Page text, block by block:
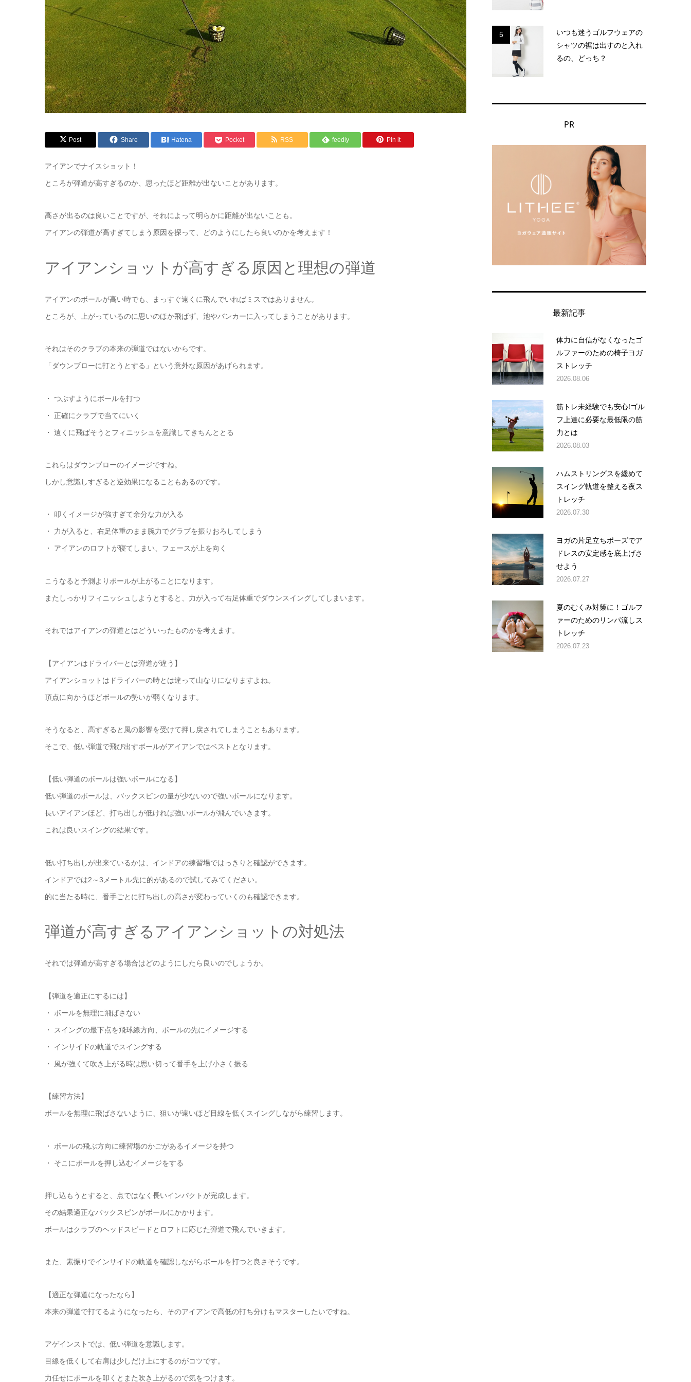
Post Share Hatena Pocket RSS feedly Pin it
アイアンでナイスショット！
ところが弾道が高すぎるのか、思ったほど距離が出ないことがあります。
高さが出るのは良いことですが、それによって明らかに距離が出ないことも。
アイアンの弾道が高すぎてしまう原因を探って、どのようにしたら良いのかを考えます！
アイアンショットが高すぎる原因と理想の弾道
アイアンのボールが高い時でも、まっすぐ遠くに飛んでいればミスではありません。
ところが、上がっているのに思いのほか飛ばず、池やバンカーに入ってしまうことがあります。
それはそのクラブの本来の弾道ではないからです。
「ダウンブローに打とうとする」という意外な原因があげられます。
・ つぶすようにボールを打つ
・ 正確にクラブで当てにいく
・ 遠くに飛ばそうとフィニッシュを意識してきちんととる
これらはダウンブローのイメージですね。
しかし意識しすぎると逆効果になることもあるのです。
・ 叩くイメージが強すぎて余分な力が入る
・ 力が入ると、右足体重のまま腕力でグラブを振りおろしてしまう
・ アイアンのロフトが寝てしまい、フェースが上を向く
こうなると予測よりボールが上がることになります。
またしっかりフィニッシュしようとすると、力が入って右足体重でダウンスイングしてしまいます。
それではアイアンの弾道とはどういったものかを考えます。
【アイアンはドライバーとは弾道が違う】
アイアンショットはドライバーの時とは違って山なりになりますよね。
頂点に向かうほどボールの勢いが弱くなります。
そうなると、高すぎると風の影響を受けて押し戻されてしまうこともあります。
そこで、低い弾道で飛び出すボールがアイアンではベストとなります。
【低い弾道のボールは強いボールになる】
低い弾道のボールは、バックスピンの量が少ないので強いボールになります。
長いアイアンほど、打ち出しが低ければ強いボールが飛んでいきます。
これは良いスイングの結果です。
低い打ち出しが出来ているかは、インドアの練習場ではっきりと確認ができます。
インドアでは2～3メートル先に的があるので試してみてください。
的に当たる時に、番手ごとに打ち出しの高さが変わっていくのも確認できます。
弾道が高すぎるアイアンショットの対処法
それでは弾道が高すぎる場合はどのようにしたら良いのでしょうか。
【弾道を適正にするには】
・ ボールを無理に飛ばさない
・ スイングの最下点を飛球線方向、ボールの先にイメージする
・ インサイドの軌道でスイングする
・ 風が強くて吹き上がる時は思い切って番手を上げ小さく振る
【練習方法】
ボールを無理に飛ばさないように、狙いが遠いほど目線を低くスイングしながら練習します。
・ ボールの飛ぶ方向に練習場のかごがあるイメージを持つ
・ そこにボールを押し込むイメージをする
押し込もうとすると、点ではなく長いインパクトが完成します。
その結果適正なバックスピンがボールにかかります。
ボールはクラブのヘッドスピードとロフトに応じた弾道で飛んでいきます。
また、素振りでインサイドの軌道を確認しながらボールを打つと良さそうです。
【適正な弾道になったなら】
本来の弾道で打てるようになったら、そのアイアンで高低の打ち分けもマスターしたいですね。
アゲインストでは、低い弾道を意識します。
目線を低くして右肩は少しだけ上にするのがコツです。
力任せにボールを叩くとまた吹き上がるので気をつけます。
5
いつも迷うゴルフウェアの
シャツの裾は出すのと入れ
るの、どっち？
PR
最新記事
体力に自信がなくなったゴ
ルファーのための椅子ヨガ
ストレッチ
2026.08.06
筋トレ未経験でも安心!ゴル
フ上達に必要な最低限の筋
力とは
2026.08.03
ハムストリングスを緩めて
スイング軌道を整える夜ス
トレッチ
2026.07.30
ヨガの片足立ちポーズでア
ドレスの安定感を底上げさ
せよう
2026.07.27
夏のむくみ対策に！ゴルフ
ァーのためのリンパ流しス
トレッチ
2026.07.23